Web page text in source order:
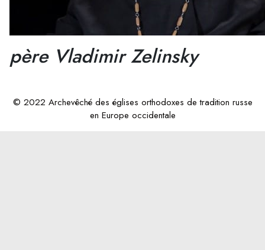
père Vladimir Zelinsky
© 2022 Archevêché des églises orthodoxes de tradition russe
en Europe occidentale